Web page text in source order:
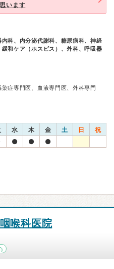
います
科、内分泌代謝科、糖尿病科、神経
和ケア（ホスピス）、外科、呼吸器
症専門医、血液専門医、外科専門
水 木 金 土 日 祝
喉科医院